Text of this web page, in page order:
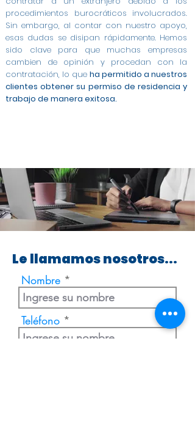
procedimientos burocráticos involucrados.
Sin embargo, al contar con nuestro apoyo,
esas dudas se disipan rápidamente. Hemos
sido clave para que muchas empresas
cambien de opinión y procedan con la
contratación, lo que ha permitido a nuestros
clientes obtener su permiso de residencia y
trabajo de manera exitosa.
Le llamamos nosotros...
Nombre
Teléfono